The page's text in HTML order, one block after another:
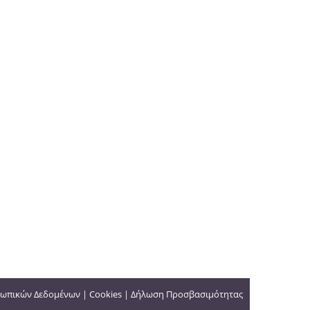
Δεδομένων | Cookies | Δήλωση Προσβασιμότητας